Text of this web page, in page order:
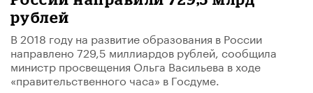
рублей
В 2018 году на развитие образования в России
направлено 729,5 миллиардов рублей, сообщила
министр просвещения Ольга Васильева в ходе
«правительственного часа» в Госдуме.